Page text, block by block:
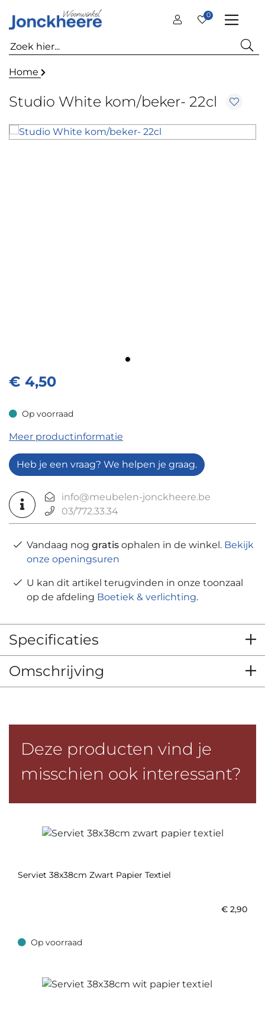
0
Home
Studio White kom/beker- 22cl
€ 4,50
Op voorraad
Op voorraad
Meer productinformatie
Heb je een vraag? We helpen je graag.
info@meubelen-jonckheere.be
03/772.33.34
Vandaag nog gratis ophalen in de winkel. Bekijk
onze openingsuren
U kan dit artikel terugvinden in onze toonzaal
op de afdeling Boetiek & verlichting.
Specificaties
Omschrijving
Deze producten vind je
misschien ook interessant?
Serviet 38x38cm Zwart Papier Textiel
€ 2,90
Op voorraad
Op voorraad